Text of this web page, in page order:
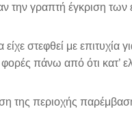
την γραπτή έγκριση των
στεφθεί με
πάνω από ότι κατ’
της περιοχής